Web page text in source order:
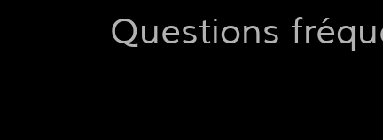
Questions